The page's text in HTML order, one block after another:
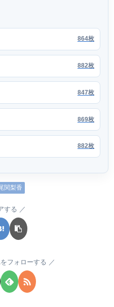
864枚
882枚
847枚
869枚
882枚
関梨香
する
フォローする